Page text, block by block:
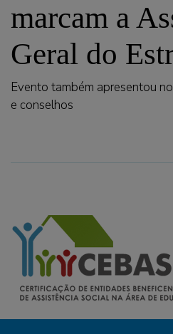
marcam a
Geral do
Evento também apresentou
e conselhos